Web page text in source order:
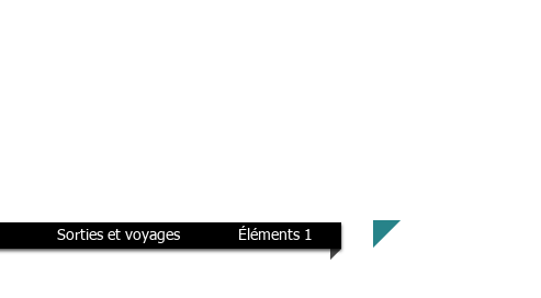
Sorties et voyages Éléments 1